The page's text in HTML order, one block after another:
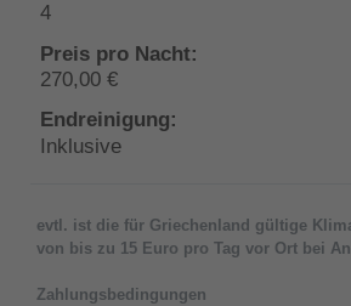
4
270,00 €
Inklusive
evtl. ist die für Griechenland gültige
von bis zu 15 Euro pro Tag vor Ort bei
Zahlungsbedingungen